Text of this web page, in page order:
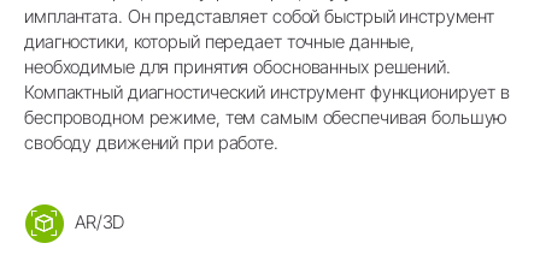
имплантата. Он представляет собой быстрый инструмент
диагностики, который передает точные данные,
необходимые для принятия обоснованных решений.
Компактный диагностический инструмент функционирует в
беспроводном режиме, тем самым обеспечивая большую
свободу движений при работе.
AR/3D